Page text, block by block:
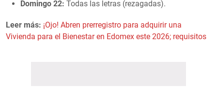
Domingo 22: Todas las letras (rezagadas).
Leer más: ¡Ojo! Abren prerregistro para adquirir una
Vivienda para el Bienestar en Edomex este 2026; requisitos